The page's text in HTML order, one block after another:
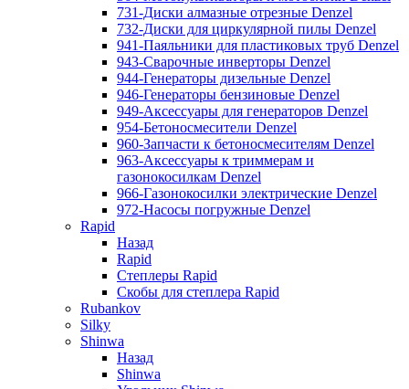
731-Диски алмазные отрезные Denzel
732-Диски для циркулярной пилы Denzel
941-Паяльники для пластиковых труб Denzel
943-Сварочные инверторы Denzel
944-Генераторы дизельные Denzel
946-Генераторы бензиновые Denzel
949-Аксессуары для генераторов Denzel
954-Бетоносмесители Denzel
960-Запчасти к бетоносмесителям Denzel
963-Аксессуары к триммерам и
газонокосилкам Denzel
966-Газонокосилки электрические Denzel
972-Насосы погружные Denzel
Rapid
Назад
Rapid
Степлеры Rapid
Скобы для cтеплера Rapid
Rubankov
Silky
Shinwa
Назад
Shinwa